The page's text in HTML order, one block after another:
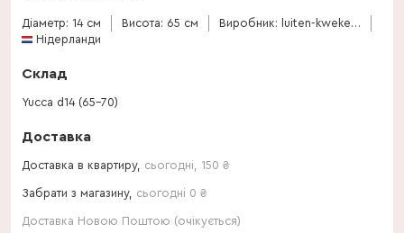
Діаметр: 14 см Висота: 65 см
Виробник: luiten-kwekerij-bv
Нідерланди
Склад
Yucca d14 (65-70)
Доставка
Доставка в квартиру, сьогодні 150 ₴
Забрати з магазину, сьогодні 0 ₴
Доставка Новою Поштою (очікується)